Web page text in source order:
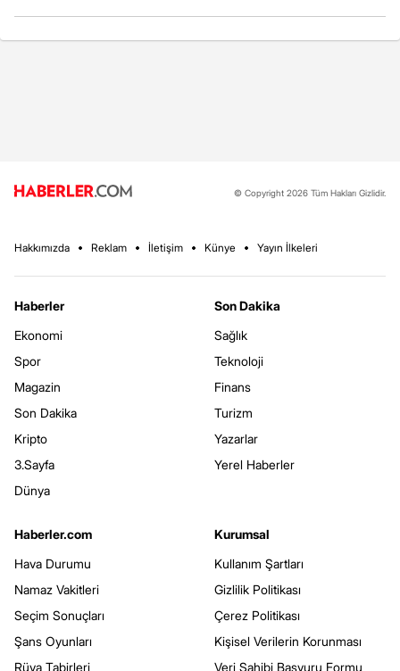
© Copyright 2026 Tüm Hakları Gizlidir.
Hakkımızda Reklam İletişim Künye Yayın İlkeleri
Haberler
Ekonomi
Spor
Magazin
Son Dakika
Kripto
3.Sayfa
Dünya
Son Dakika
Sağlık
Teknoloji
Finans
Turizm
Yazarlar
Yerel Haberler
Haberler.com
Hava Durumu
Namaz Vakitleri
Seçim Sonuçları
Şans Oyunları
Rüya Tabirleri
Kurumsal
Kullanım Şartları
Gizlilik Politikası
Çerez Politikası
Kişisel Verilerin Korunması
Veri Sahibi Başvuru Formu